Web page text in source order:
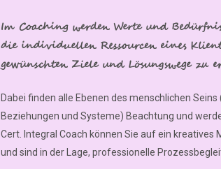
Im Coaching werden Werte und
die individuellen Ressourcen eines
gewünschten Ziele und Lösungswege zu
Dabei finden alle Ebenen des menschlichen Seins
Beziehungen und Systeme) Beachtung und
Cert. Integral Coach können Sie auf ein
und sind in der Lage, professionelle